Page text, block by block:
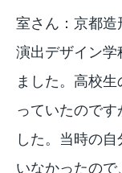
室さん：京都
演出デザイン
ました。高校
っていたので
した。当時の
いなかったの